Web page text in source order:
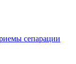
сепарации